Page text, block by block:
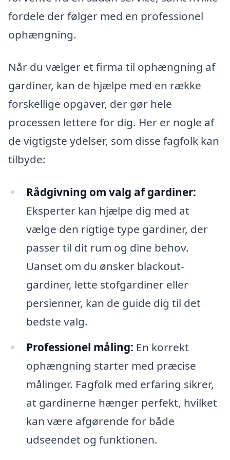
fordele der følger med en professionel
ophængning.
Når du vælger et firma til ophængning af
gardiner, kan de hjælpe med en række
forskellige opgaver, der gør hele
processen lettere for dig. Her er nogle af
de vigtigste ydelser, som disse fagfolk kan
tilbyde:
Rådgivning om valg af gardiner:
Eksperter kan hjælpe dig med at
vælge den rigtige type gardiner, der
passer til dit rum og dine behov.
Uanset om du ønsker blackout-
gardiner, lette stofgardiner eller
persienner, kan de guide dig til det
bedste valg.
Professionel måling: En korrekt
ophængning starter med præcise
målinger. Fagfolk med erfaring sikrer,
at gardinerne hænger perfekt, hvilket
kan være afgørende for både
udseendet og funktionen.